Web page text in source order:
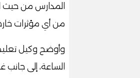
المدارس من حيث
من أي مؤثرات
وأوضح وكيل
الساعة، إلى